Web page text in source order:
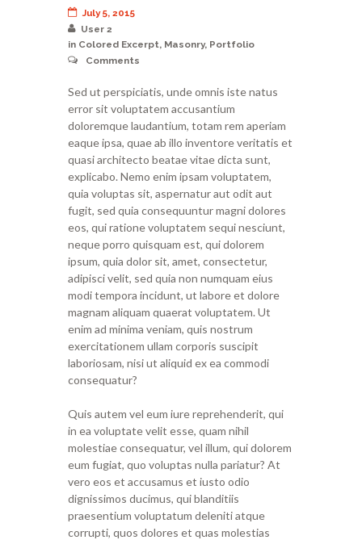
July 5, 2015
User 2
in Colored Excerpt, Masonry, Portfolio
Comments
Sed ut perspiciatis, unde omnis iste natus
error sit voluptatem accusantium
doloremque laudantium, totam rem aperiam
eaque ipsa, quae ab illo inventore veritatis et
quasi architecto beatae vitae dicta sunt,
explicabo. Nemo enim ipsam voluptatem,
quia voluptas sit, aspernatur aut odit aut
fugit, sed quia consequuntur magni dolores
eos, qui ratione voluptatem sequi nesciunt,
neque porro quisquam est, qui dolorem
ipsum, quia dolor sit, amet, consectetur,
adipisci velit, sed quia non numquam eius
modi tempora incidunt, ut labore et dolore
magnam aliquam quaerat voluptatem. Ut
enim ad minima veniam, quis nostrum
exercitationem ullam corporis suscipit
laboriosam, nisi ut aliquid ex ea commodi
consequatur?
Quis autem vel eum iure reprehenderit, qui
in ea voluptate velit esse, quam nihil
molestiae consequatur, vel illum, qui dolorem
eum fugiat, quo voluptas nulla pariatur? At
vero eos et accusamus et iusto odio
dignissimos ducimus, qui blanditiis
praesentium voluptatum deleniti atque
corrupti, quos dolores et quas molestias